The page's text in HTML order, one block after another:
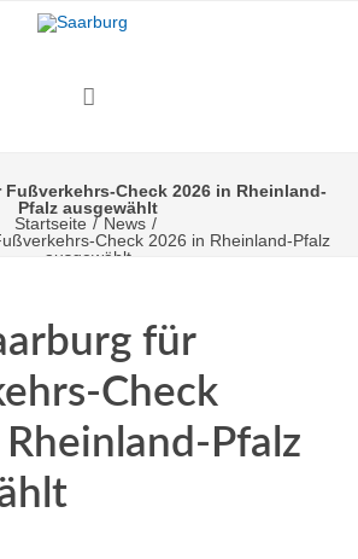
Check 2026 in Rheinland-
Pfalz ausgewählt
Startseite / News /
Check 2026 in Rheinland-Pfalz
ausgewählt
für
Check
Pfalz